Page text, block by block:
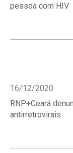
pessoa com HIV
16/12/2020
RNP+Ceará
antirretrovirais